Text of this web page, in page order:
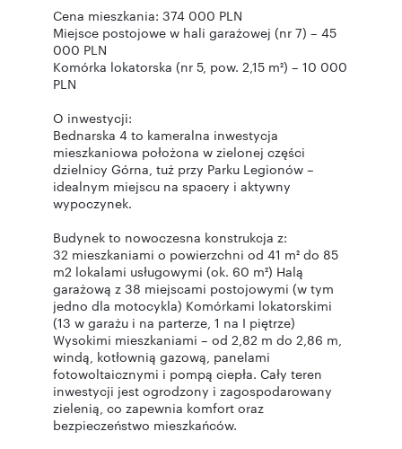
Cena mieszkania: 374 000 PLN
Miejsce postojowe w hali garażowej (nr 7) – 45
000 PLN
Komórka lokatorska (nr 5, pow. 2,15 m²) – 10 000
PLN
O inwestycji:
Bednarska 4 to kameralna inwestycja
mieszkaniowa położona w zielonej części
dzielnicy Górna, tuż przy Parku Legionów –
idealnym miejscu na spacery i aktywny
wypoczynek.
Budynek to nowoczesna konstrukcja z:
32 mieszkaniami o powierzchni od 41 m² do 85
m2 lokalami usługowymi (ok. 60 m²) Halą
garażową z 38 miejscami postojowymi (w tym
jedno dla motocykla) Komórkami lokatorskimi
(13 w garażu i na parterze, 1 na I piętrze)
Wysokimi mieszkaniami – od 2,82 m do 2,86 m,
windą, kotłownią gazową, panelami
fotowoltaicznymi i pompą ciepła. Cały teren
inwestycji jest ogrodzony i zagospodarowany
zielenią, co zapewnia komfort oraz
bezpieczeństwo mieszkańców.